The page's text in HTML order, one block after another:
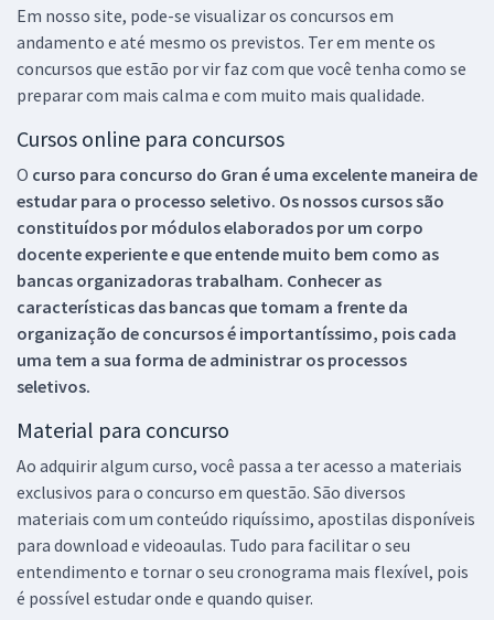
Em nosso site, pode-se visualizar os concursos em
andamento e até mesmo os previstos. Ter em mente os
concursos que estão por vir faz com que você tenha como se
preparar com mais calma e com muito mais qualidade.
Cursos online para concursos
O curso para concurso do Gran é uma excelente maneira de
estudar para o processo seletivo. Os nossos cursos são
constituídos por módulos elaborados por um corpo
docente experiente e que entende muito bem como as
bancas organizadoras trabalham. Conhecer as
características das bancas que tomam a frente da
organização de concursos é importantíssimo, pois cada
uma tem a sua forma de administrar os processos
seletivos.
Material para concurso
Ao adquirir algum curso, você passa a ter acesso a materiais
exclusivos para o concurso em questão. São diversos
materiais com um conteúdo riquíssimo, apostilas disponíveis
para download e videoaulas. Tudo para facilitar o seu
entendimento e tornar o seu cronograma mais flexível, pois
é possível estudar onde e quando quiser.